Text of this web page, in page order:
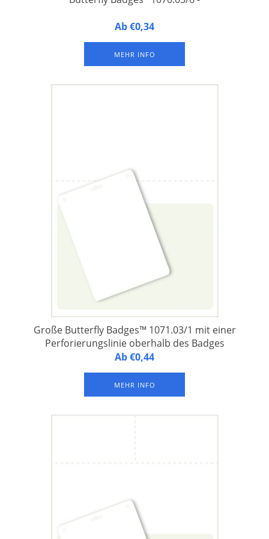
Butterfly Badges™ 1070.03/6 - Namensschilder aus
eines A4-Druckbogens, mit 1 Langloch und 2 Rundlöchern an
der Oberseite zur Befestigung eines Schlüsselbandes oder
Hosenträgerclips.
Ab €0,34
MEHR INFO
Große Butterfly Badges™ 1071.03/1 mit einer
Perforierungslinie oberhalb des Badges
Butterfly Badges™ 1071.03/1 - Namensschilder aus
Druckbogen, mit 1 Langloch und 2 Rundlöchern an der
Oberseite sowie mit einer Perforierungslinie oberhalb des
Badges. Verpackung à 500 Bogen.
Ab €0,44
MEHR INFO